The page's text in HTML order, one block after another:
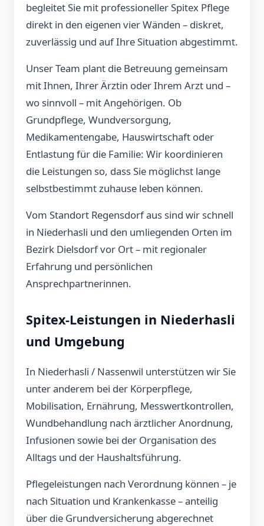
begleitet Sie mit professioneller Spitex Pflege
direkt in den eigenen vier Wänden – diskret,
zuverlässig und auf Ihre Situation abgestimmt.
Unser Team plant die Betreuung gemeinsam
mit Ihnen, Ihrer Ärztin oder Ihrem Arzt und –
wo sinnvoll – mit Angehörigen. Ob
Grundpflege, Wundversorgung,
Medikamentengabe, Hauswirtschaft oder
Entlastung für die Familie: Wir koordinieren
die Leistungen so, dass Sie möglichst lange
selbstbestimmt zuhause leben können.
Vom Standort Regensdorf aus sind wir schnell
in Niederhasli und den umliegenden Orten im
Bezirk Dielsdorf vor Ort – mit regionaler
Erfahrung und persönlichen
Ansprechpartnerinnen.
Spitex-Leistungen in Niederhasli
und Umgebung
In Niederhasli / Nassenwil unterstützen wir Sie
unter anderem bei der Körperpflege,
Mobilisation, Ernährung, Messwertkontrollen,
Wundbehandlung nach ärztlicher Anordnung,
Infusionen sowie bei der Organisation des
Alltags und der Haushaltsführung.
Pflegeleistungen nach Verordnung können – je
nach Situation und Krankenkasse – anteilig
über die Grundversicherung abgerechnet